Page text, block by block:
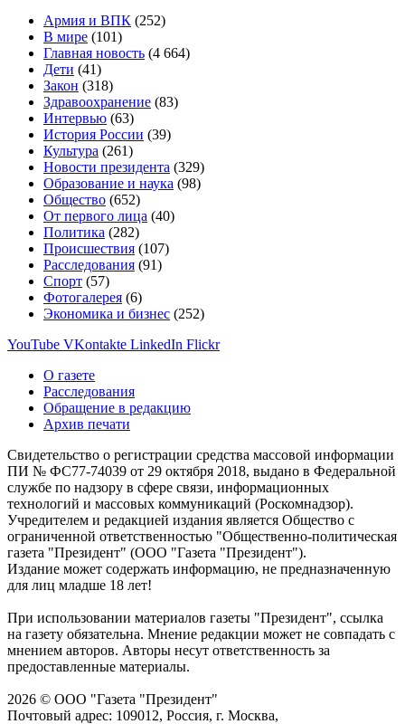
Армия и ВПК (252)
В мире (101)
Главная новость (4 664)
Дети (41)
Закон (318)
Здравоохранение (83)
Интервью (63)
История России (39)
Культура (261)
Новости президента (329)
Образование и наука (98)
Общество (652)
От первого лица (40)
Политика (282)
Происшествия (107)
Расследования (91)
Спорт (57)
Фотогалерея (6)
Экономика и бизнес (252)
YouTube VKontakte LinkedIn Flickr
О газете
Расследования
Обращение в редакцию
Архив печати
Свидетельство о регистрации средства массовой информации
ПИ № ФС77-74039 от 29 октября 2018, выдано в Федеральной
службе по надзору в сфере связи, информационных
технологий и массовых коммуникаций (Роскомнадзор).
Учредителем и редакцией издания является Общество с
ограниченной ответственностью "Общественно-политическая
газета "Президент" (ООО "Газета "Президент").
Издание может содержать информацию, не предназначенную
для лиц младше 18 лет!
При использовании материалов газеты "Президент", ссылка
на газету обязательна. Мнение редакции может не совпадать с
мнением авторов. Авторы несут ответственность за
предоставленные материалы.
2026 © ООО "Газета "Президент"
Почтовый адрес: 109012, Россия, г. Москва,